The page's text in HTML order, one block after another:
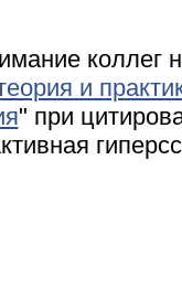
коллег
и
" при